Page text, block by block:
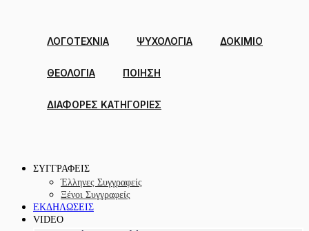
ΛΟΓΟΤΕΧΝΙΑ ΨΥΧΟΛΟΓΙΑ ΔΟΚΊΜΙΟ
ΘΕΟΛΟΓΙΑ ΠΟΙΗΣΗ
ΔΙΑΦΟΡΕΣ ΚΑΤΗΓΟΡΙΕΣ
ΣΥΓΓΡΑΦΕΙΣ
Έλληνες Συγγραφείς
Ξένοι Συγγραφείς
ΕΚΔΗΛΩΣΕΙΣ
VIDEO